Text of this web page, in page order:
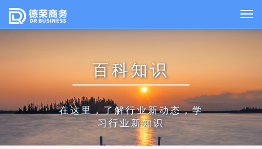
百科知识
在这里，了解行业新动态，学
习行业新知识